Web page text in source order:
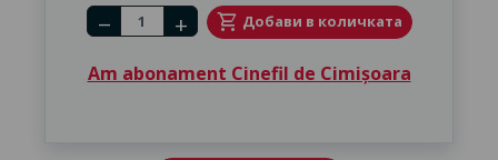
Number of tickets
remove add shopping_cart Добави в количката
Am abonament Cinefil de Cimișoara